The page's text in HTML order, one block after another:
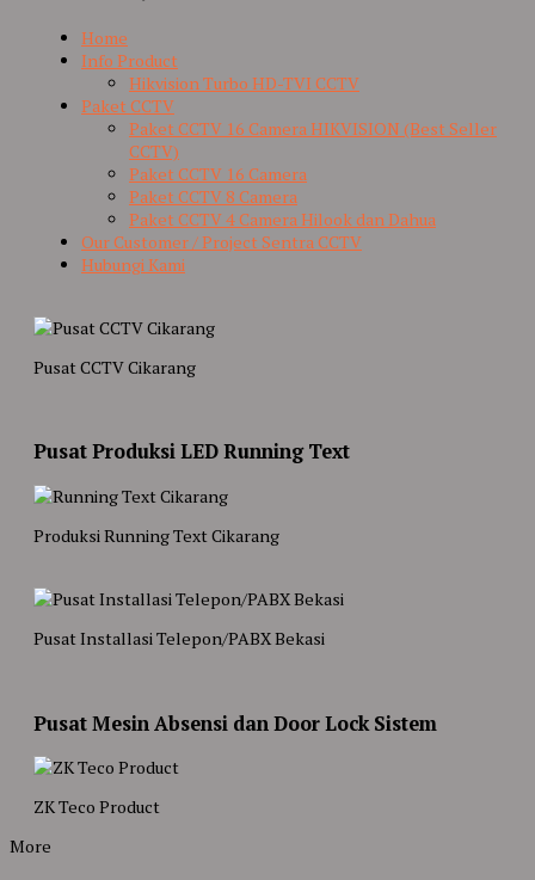
Home
Info Product
Hikvision Turbo HD-TVI CCTV
Paket CCTV
Paket CCTV 16 Camera HIKVISION (Best Seller
CCTV)
Paket CCTV 16 Camera
Paket CCTV 8 Camera
Paket CCTV 4 Camera Hilook dan Dahua
Our Customer / Project Sentra CCTV
Hubungi Kami
Pusat CCTV Cikarang
Pusat Produksi LED Running Text
Produksi Running Text Cikarang
Pusat Installasi Telepon/PABX Bekasi
Pusat Mesin Absensi dan Door Lock Sistem
ZK Teco Product
More